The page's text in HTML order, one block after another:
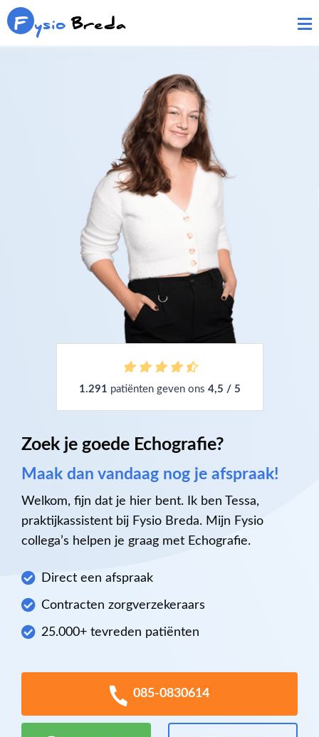
F ysioBreda
1.291 patiënten geven ons 4,5 / 5
Zoek je goede Echografie?
Maak dan vandaag nog je afspraak!
Welkom, fijn dat je hier bent. Ik ben Tessa,
praktijkassistent bij Fysio Breda. Mijn Fysio
collega’s helpen je graag met Echografie.
Direct een afspraak
Contracten zorgverzekeraars
25.000+ tevreden patiënten
085-0830614